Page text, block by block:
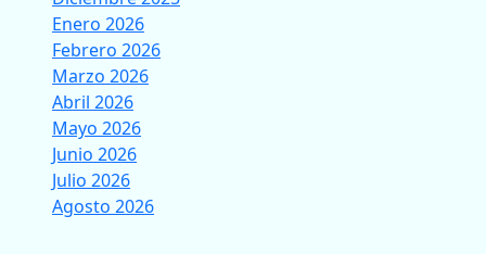
Enero 2026
Febrero 2026
Marzo 2026
Abril 2026
Mayo 2026
Junio 2026
Julio 2026
Agosto 2026